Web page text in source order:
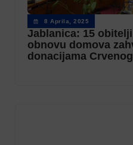
8 Aprila, 2025
Jablanica: 15
obnovu domova
donacijama